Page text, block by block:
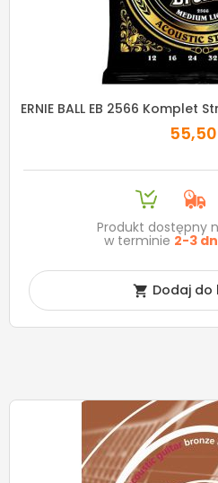
ERNIE BALL EB 2566 Komplet
55,50
Produkt dostępny
w terminie 2-3
 Dodaj do